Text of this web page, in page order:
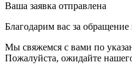
Ваша заявка отправлена
Благодарим вас за
Мы свяжемся с вами по
Пожалуйста, ожидайте